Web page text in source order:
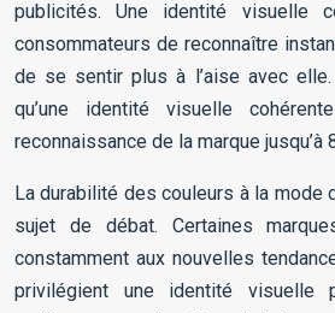
publicités. Une identité visuelle
consommateurs de reconnaître
de se sentir plus à l’aise avec
qu’une identité visuelle
reconnaissance de la marque jusqu’à
La durabilité des couleurs à la mode
sujet de débat. Certaines
constamment aux nouvelles
privilégient une identité visuelle